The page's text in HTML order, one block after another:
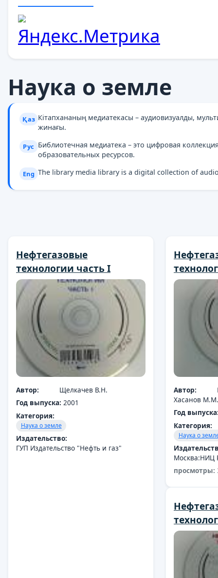
Наука о земле
Қаз Кітапхананың медиатекасы – аудиовизуалды,
жинағы.
Рус Библиотечная медиатека – это цифровая
образовательных ресурсов.
Eng The library media library is a digital collection of
Нефтегазовые
технологии часть I
Автор:
Щелкачев В.Н.
Год выпуска: 2001
Категория:
Наука о земле
Издательство:
ГУП Издательство "Нефть и газ"
Автор:
Хасанов
Год
Категория:
Наука о
Москва:НИЦ
просмотры: